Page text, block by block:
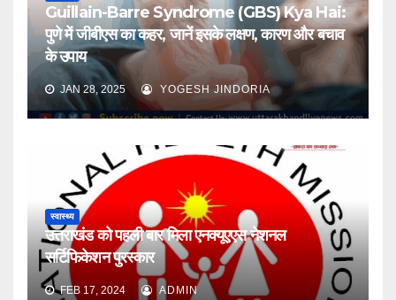
Guillain-Barre Syndrome (GBS) Kya Hai:
पुणे में जीबीएस का कहर, जानें इसके लक्षण, कारण और बचाव
के उपाय
JAN 28, 2025 YOGESH JINDORIA
स्वास्थ्य
उत्तराखंड को पहली बार मिला एनक्यूएएस नेशनल
सर्टिफिकेशन पुरस्कार
FEB 17, 2024 ADMIN